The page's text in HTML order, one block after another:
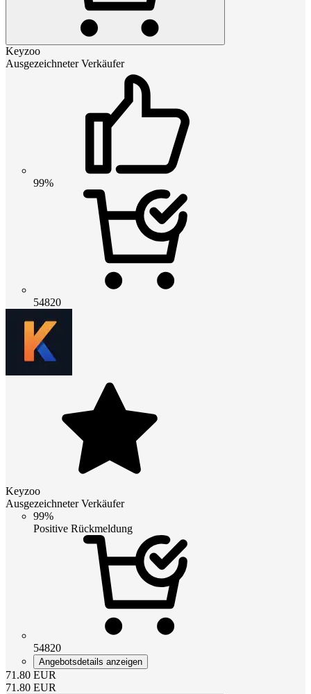
Keyzoo
Ausgezeichneter Verkäufer
99%
54820
Keyzoo
Ausgezeichneter Verkäufer
99%
Positive Rückmeldung
54820
Angebotsdetails anzeigen
71.80 EUR
71.80 EUR